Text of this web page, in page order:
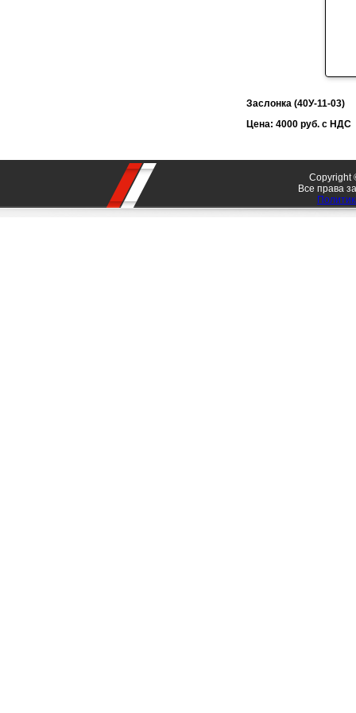
Заслонка (40У-11-03)
Цена: 4000 руб. с НДС
Все права